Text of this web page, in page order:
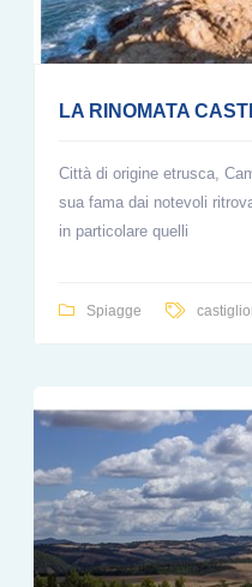
LA RINOMATA
Città di origine etrusca,
sua fama dai notevoli
in particolare quelli
Spiagge